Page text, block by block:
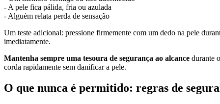
- A pele fica pálida, fria ou azulada
- Alguém relata perda de sensação
Um teste adicional: pressione firmemente com um dedo na pele
imediatamente.
Mantenha sempre uma tesoura de segurança ao alcance durante
corda rapidamente sem danificar a pele.
O que nunca é permitido: regras de